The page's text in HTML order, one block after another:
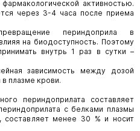
активностью.
через 3-4 часа после приема
периндоприла в
на биодоступность. Поэтому
внутрь 1 раз в сутки –
зависимость между дозой
плазме крови.
периндоприлата составляет
с белками плазмы
менее 30 % и носит